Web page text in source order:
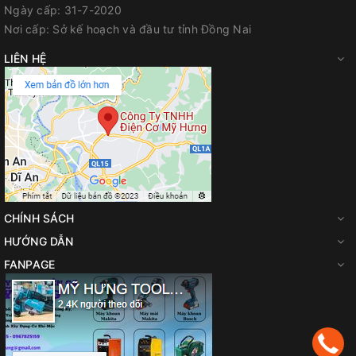
Ngày cấp: 31-7-2020
Nơi cấp: Sở kế hoạch và đầu tư tỉnh Đồng Nai
LIÊN HỆ
CHÍNH SÁCH
HƯỚNG DẪN
FANPAGE